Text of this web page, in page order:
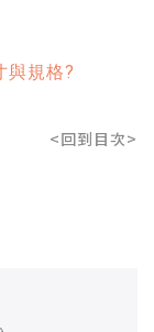
與規格?
<回到目次>